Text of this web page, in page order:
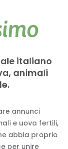
italiano
animali
annunci
e uova fertili,
abbia proprio